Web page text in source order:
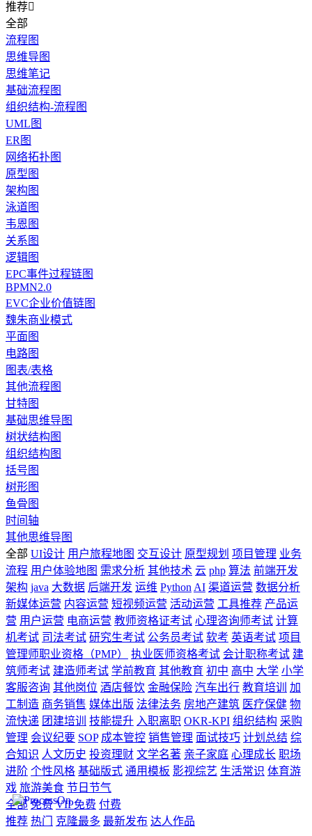
推荐
全部
流程图
思维导图
思维笔记
基础流程图
组织结构-流程图
UML图
ER图
网络拓扑图
原型图
架构图
泳道图
韦恩图
关系图
逻辑图
EPC事件过程链图
BPMN2.0
EVC企业价值链图
魏朱商业模式
平面图
电路图
图表/表格
其他流程图
甘特图
基础思维导图
树状结构图
组织结构图
括号图
树形图
鱼骨图
时间轴
其他思维导图
全部 UI设计 用户旅程地图 交互设计 原型规划 项目管理 业务
流程 用户体验地图 需求分析 其他技术 云 php 算法 前端开发
架构 java 大数据 后端开发 运维 Python AI 渠道运营 数据分析
新媒体运营 内容运营 短视频运营 活动运营 工具推荐 产品运
营 用户运营 电商运营 教师资格证考试 心理咨询师考试 计算
机考试 司法考试 研究生考试 公务员考试 软考 英语考试 项目
管理师职业资格（PMP）
执业医师资格考试 会计职称考试 建
筑师考试 建造师考试 学前教育 其他教育 初中 高中 大学 小学
客服咨询 其他岗位 酒店餐饮 金融保险 汽车出行 教育培训
加
工制造 商务销售 媒体出版 法律法务 房地产建筑 医疗保健 物
流快递 团建培训 技能提升 入职离职 OKR-KPI 组织结构 采购
管理 会议纪要 SOP 成本管控 销售管理 面试技巧 计划总结 综
合知识 人文历史 投资理财 文学名著 亲子家庭 心理成长 职场
进阶 个性风格 基础版式 通用模板 影视综艺 生活常识 体育游
戏 旅游美食 节日节气
全部 免费 VIP免费 付费
推荐 热门 克隆最多 最新发布 达人作品